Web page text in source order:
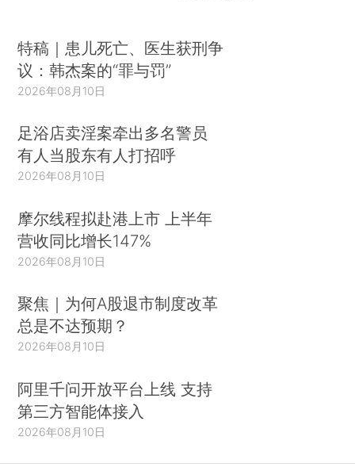
特稿｜患儿死亡、医生获刑争
议：韩杰案的“罪与罚”
2026年08月10日
足浴店卖淫案牵出多名警员
有人当股东有人打招呼
2026年08月10日
摩尔线程拟赴港上市 上半年
营收同比增长147%
2026年08月10日
聚焦｜为何A股退市制度改革
总是不达预期？
2026年08月10日
阿里千问开放平台上线 支持
第三方智能体接入
2026年08月10日